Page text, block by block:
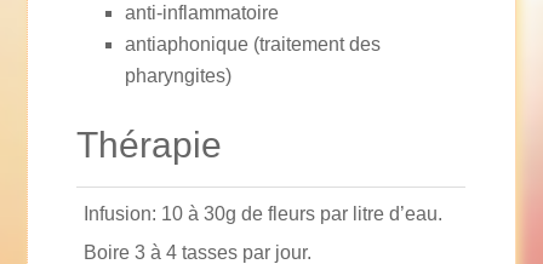
anti-inflammatoire
antiaphonique (traitement des
pharyngites)
Thérapie
Infusion: 10 à 30g de fleurs par litre d’eau.
Boire 3 à 4 tasses par jour.